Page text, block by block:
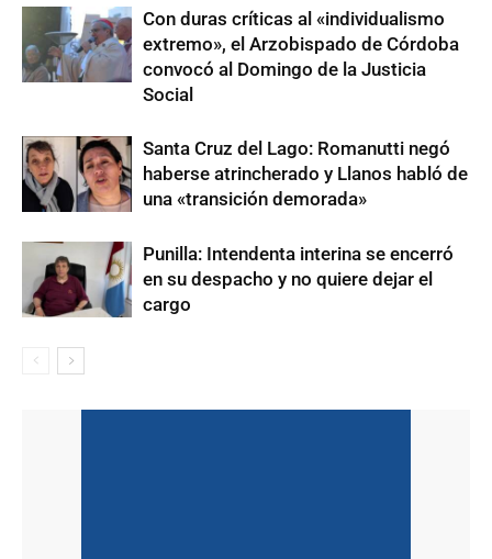
Con duras críticas al «individualismo
extremo», el Arzobispado de Córdoba
convocó al Domingo de la Justicia
Social
Santa Cruz del Lago: Romanutti negó
haberse atrincherado y Llanos habló de
una «transición demorada»
Punilla: Intendenta interina se encerró
en su despacho y no quiere dejar el
cargo